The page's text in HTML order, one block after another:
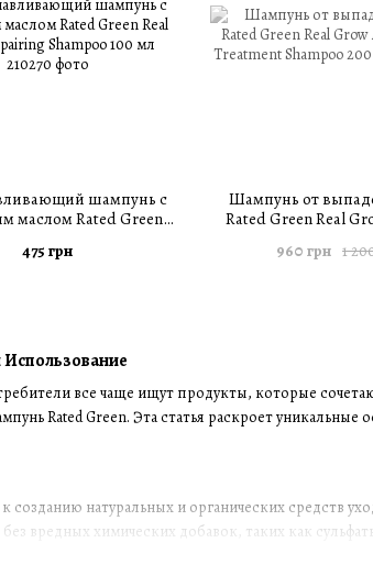
все чаще ищут продукты, которые
Rated Green. Эта статья раскроет
натуральных и органических средств
вредных химических добавок, таких как
шампунь с
маслом Rated Green
мл
475 грн
Шампунь от
Rated Green Real
1
960 грн